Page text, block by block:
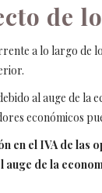
de
a lo largo de
al auge de
económicos
el IVA de las
de la